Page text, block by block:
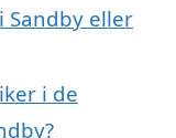
Sandby eller
i de